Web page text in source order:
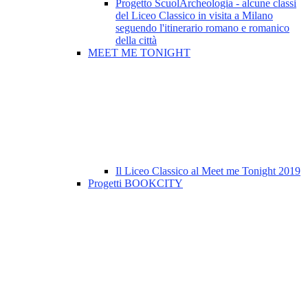
Progetto ScuolArcheologia - alcune classi
del Liceo Classico in visita a Milano
seguendo l'itinerario romano e romanico
della città
MEET ME TONIGHT
Il Liceo Classico al Meet me Tonight 2019
Progetti BOOKCITY